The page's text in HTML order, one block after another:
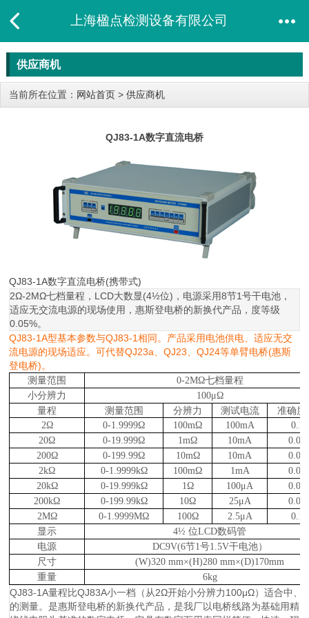
上海楹点检测设备有限公司
供应商机
当前所在位置： 网站首页 > 供应商机
QJ83-1A数字直流电桥
QJ83-1A数字直流电桥(携带式)
2Ω-2MΩ七档量程，LCD大数显(4½位)，电源采用8节1号干电池，
适应无交流电源的现场使用，惠斯登电桥的新换代产品，度等级
0.05%。
QJ83-1A型基本参数与QJ83-1相同。产品采用电池供电、适应无交
流电源的现场适应。可代替QJ23a、QJ23、QJ24等单臂电桥(惠斯
登电桥)。
测量范围
0-2MΩ七档量程
小分辨力
100μΩ
量程 测量范围 分辨力 测试电流 准确度
2Ω 0-1.9999Ω 100mΩ 100mA
20Ω
0-19.999Ω 1mΩ 10mA
200Ω
0-199.99Ω 10mΩ 10mA
2kΩ
0-1.9999kΩ 100mΩ 1mA
20kΩ
0-19.999kΩ 1Ω 100μA
200kΩ
0-199.99kΩ 10Ω 25μA
2MΩ
0-1.9999MΩ 100Ω 2.5μA
显示 4½位LCD数码管
电源
DC9V(6节1 号1.5V干电池）
尺寸
(W)320 mm×(H)280 mm×(D)170mm
重量 6kg
QJ83-1A量程比QJ83A小一档（从2Ω开始小分辨力100μΩ）适合中、
的测量。是惠斯登电桥的新换代产品，是我厂以电桥线路为基础用精